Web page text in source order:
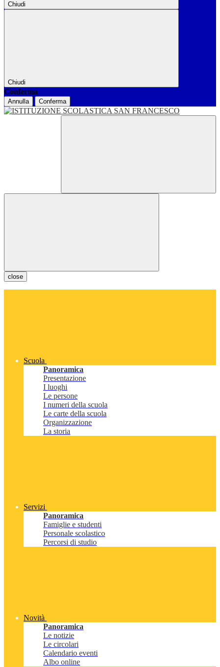
Chiudi
Chiudi
Conferma
Annulla Conferma
close
Scuola
Panoramica
Presentazione
I luoghi
Le persone
I numeri della scuola
Le carte della scuola
Organizzazione
La storia
Servizi
Panoramica
Famiglie e studenti
Personale scolastico
Percorsi di studio
Novità
Panoramica
Le notizie
Le circolari
Calendario eventi
Albo online